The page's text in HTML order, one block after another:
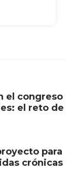
el congreso
el reto de
para
crónicas